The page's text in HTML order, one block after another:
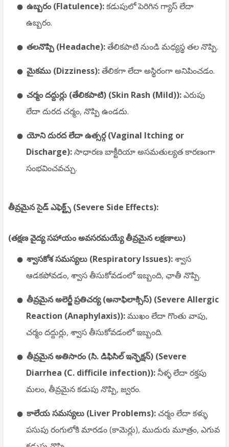
ఉబ్బరం (Flatulence):కడుపులో పెరిగిన గ్యాస్ లేదా
ఉబ్బరం.
తలనొప్పి (Headache):తేలికపాటి నుండి మధ్యస్థ తల నొప్పి.
మైకము (Dizziness):తేలికగా లేదా అస్థిరంగా అనిపించడం.
చర్మం దద్దుర్లు (తేలికపాటి) (Skin Rash (Mild)):ఎరుపు
లేదా దురద చర్మం, నొప్పి ఉండదు.
యోని దురద లేదా ఉత్సర్గ (Vaginal Itching or
Discharge):సాధారణ బాక్టీరియా అసమతుల్యత కారణంగా
సంభవించవచ్చు.
తీవ్రమైన సైడ్ ఎఫెక్ట్స్ (Severe Side Effects):
(తక్షణ వైద్య సహాయం అవసరమయ్యే తీవ్రమైన లక్షణాలు)
శ్వాసకోశ సమస్యలు (Respiratory Issues):శ్వాస
ఆడకపోవడం, శ్వాస తీసుకోవడంలో ఇబ్బంది, ఛాతీ నొప్పి.
తీవ్రమైన అలెర్జీ ప్రతిచర్య (అనాఫిలాక్సిస్) (Severe Allergic
Reaction (Anaphylaxis)):ముఖం లేదా గొంతు వాపు,
చర్మం దద్దుర్లు, శ్వాస తీసుకోవడంలో ఇబ్బంది.
తీవ్రమైన అతిసారం (సి. డిఫిసిల్ ఇన్ఫెక్షన్) (Severe
Diarrhea (C. difficile infection)):నీళ్ళ లేదా రక్తపు
మలం, తీవ్రమైన కడుపు నొప్పి, జ్వరం.
కాలేయ సమస్యలు (Liver Problems):చర్మం లేదా కళ్ళు
పసుపు రంగులోకి మారడం (కామెర్లు), ముదురు మూత్రం, ఎగువ